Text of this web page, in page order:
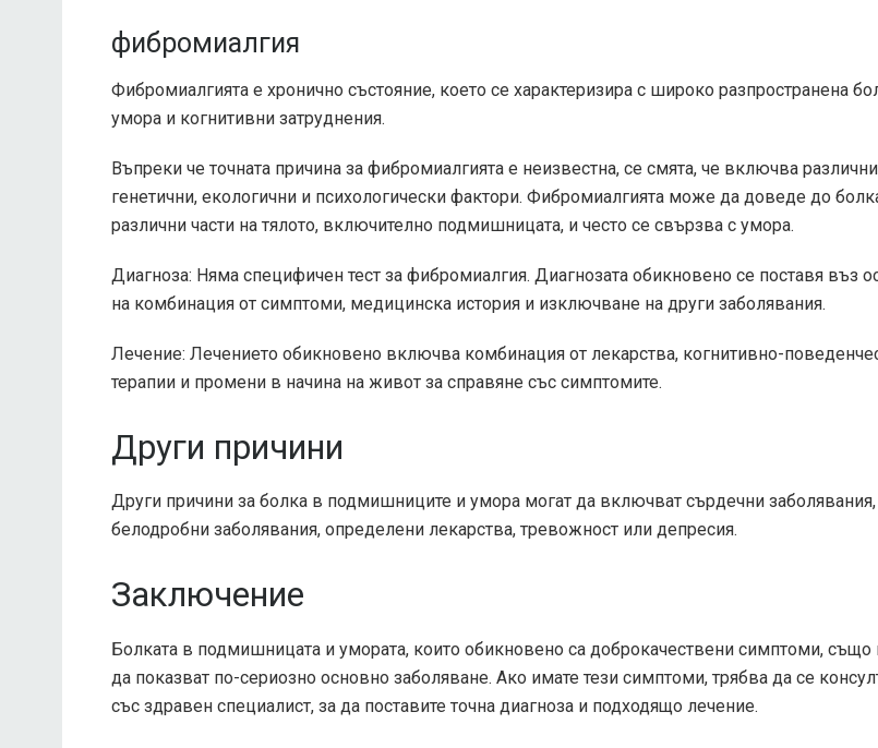
фибромиалгия
Фибромиалгията е хронично състояние, което се характеризира с широко разпространена
умора и когнитивни затруднения.
Въпреки че точната причина за фибромиалгията е неизвестна, се смята, че включва различни
генетични, екологични и психологически фактори. Фибромиалгията може да доведе до
различни части на тялото, включително подмишницата, и често се свързва с умора.
Диагноза: Няма специфичен тест за фибромиалгия. Диагнозата обикновено се поставя въз
на комбинация от симптоми, медицинска история и изключване на други заболявания.
Лечение: Лечението обикновено включва комбинация от лекарства, когнитивно-
терапии и промени в начина на живот за справяне със симптомите.
Други причини
Други причини за болка в подмишниците и умора могат да включват сърдечни заболявания,
белодробни заболявания, определени лекарства, тревожност или депресия.
Заключение
Болката в подмишницата и умората, които обикновено са доброкачествени симптоми, също
да показват по-сериозно основно заболяване. Ако имате тези симптоми, трябва да се
със здравен специалист, за да поставите точна диагноза и подходящо лечение.